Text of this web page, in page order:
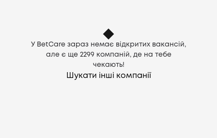
У BetCare зараз немає відкритих вакансій,
але є ще 2299 компаній, де на тебе
чекають!
Шукати інші компанії